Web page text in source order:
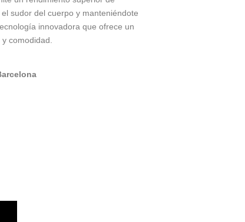
sudor del cuerpo y manteniéndote
innovadora que ofrece un
comodidad.